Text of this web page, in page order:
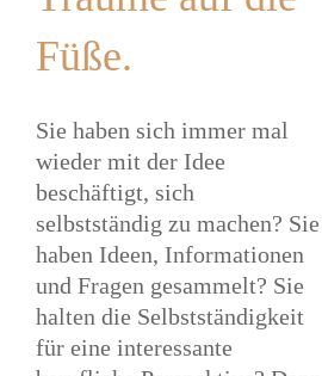
Füße.
Sie haben sich immer mal
wieder mit der Idee
beschäftigt, sich
selbstständig zu machen? Sie
haben Ideen, Informationen
und Fragen gesammelt? Sie
halten die Selbstständigkeit
für eine interessante